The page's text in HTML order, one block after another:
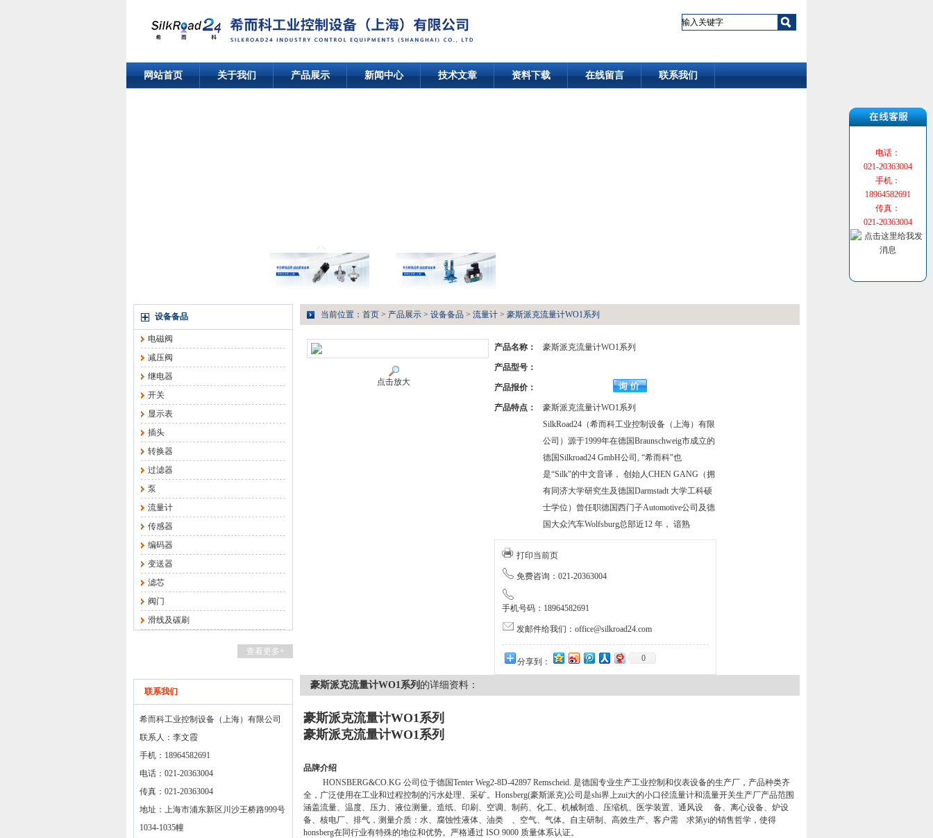
网站首页 关于我们 产品展示 新闻中心 技术文章 资料下载 在线留言 联系我们
设备备品
电磁阀
减压阀
继电器
开关
显示表
插头
转换器
过滤器
泵
流量计
传感器
编码器
变送器
滤芯
阀门
滑线及碳刷
查看更多+
联系我们
希而科工业控制设备（上海）有限公司
联系人：李文霞
手机：18964582691
电话：021-20363004
传真：021-20363004
地址：上海市浦东新区川沙王桥路999号
1034-1035幢
当前位置： 首页 > 产品展示 > 设备备品 > 流量计 > 豪斯派克流量计WO1系列
点击放大
产品名称： 豪斯派克流量计WO1系列
产品型号：
产品报价：
产品特点：
豪斯派克流量计WO1系列
SilkRoad24（希而科工业控制设备（上海）有限
公司）源于1999年在德国Braunschweig市成立的
德国Silkroad24 GmbH公司, “希而科"也
是“Silk"的中文音译， 创始人CHEN GANG（拥
有同济大学研究生及德国Darmstadt 大学工科硕
士学位）曾任职德国西门子Automotive公司及德
国大众汽车Wolfsburg总部近12 年， 谙熟
打印当前页
免费咨询：021-20363004
手机号码：18964582691
发邮件给我们：office@silkroad24.com
分享到： 0
豪斯派克流量计WO1系列 的详细资料：
豪斯派克流量计WO1系列
豪斯派克流量计WO1系列
品牌介绍
HONSBERG&CO.KG 公司位于德国Tenter Weg2-8D-42897 Remscheid. 是德国专业生产工业控制和仪表设备的生产厂，产品种类齐
全，广泛使用在工业和过程控制的污水处理、采矿。 Honsberg(豪斯派克)公司是shi界上zui大的小口径流量计和流量开关生产厂产品范围
涵盖流量、温度、压力、液位测量。造纸、印刷、空调、制药、化工、机械制造、压缩机、医学装置、通风设
备、离心设备、炉设
备、核电厂、排气，测量介质：水、腐蚀性液体、油类 、空气、气体。自主研制、高效生产、客户需 求第yi的销售哲学，使得
honsberg在同行业有特殊的地位和优势。严格通过 ISO 9000 质量体系认证。
电话：
021-20363004
手机：
18964582691
传真：
021-20363004